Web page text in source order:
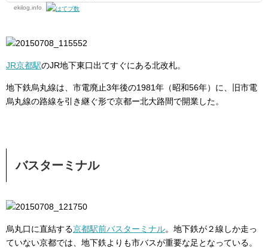
ekilog.info
JR京都駅のJR地下東口出てすぐにある北改札。
地下鉄烏丸線は、市電廃止3年後の1981年（昭和56年）に、旧市電
烏丸線の路線を引き継ぐ形で京都ー北大路間で開業した。
バスターミナル
烏丸口に直結する京都駅前バスターミナル。地下鉄が２線しか走っ
ていない京都では、地下鉄よりも市バスが重要な足となっている。